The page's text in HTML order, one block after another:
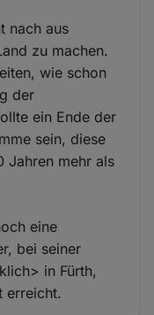
nach aus
zu machen.
wie schon
der
ein Ende der
sein, diese
Jahren mehr als
eine
bei seiner
in Fürth,
erreicht.